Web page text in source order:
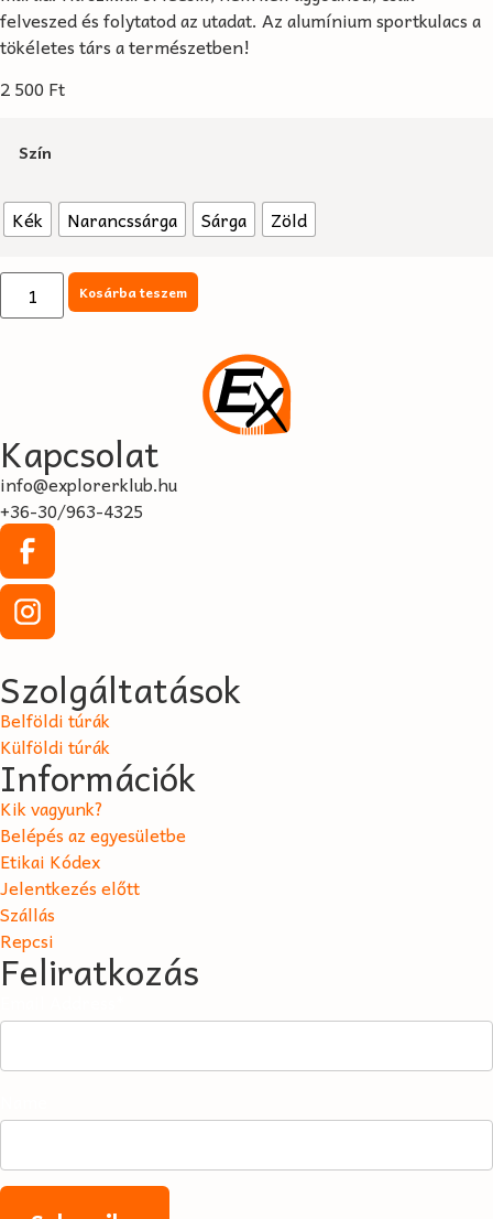
felveszed és folytatod az utadat. Az alumínium sportkulacs a
tökéletes társ a természetben!
2 500 Ft
Szín
Kék Narancssárga Sárga Zöld
Kosárba teszem
Kapcsolat
info@explorerklub.hu
+36-30/963-4325
Szolgáltatások
Belföldi túrák
Külföldi túrák
Információk
Kik vagyunk?
Belépés az egyesületbe
Etikai Kódex
Jelentkezés előtt
Szállás
Repcsi
Feliratkozás